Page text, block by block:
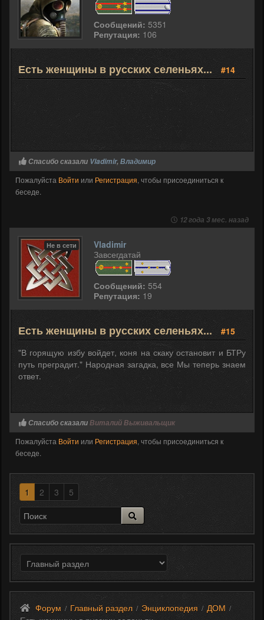
Сообщений: 5351
Репутация: 106
Есть женщины в русских селеньях... #14
Спасибо сказали Vladimir, Владимир
Пожалуйста Войти или Регистрация, чтобы присоединиться к
беседе.
12 года 3 мес. назад
Не в сети
Vladimir
Завсегдатай
Сообщений: 554
Репутация: 19
Есть женщины в русских селеньях...
#15
"В горящую избу войдет, коня на скаку остановит и БТРу
путь преградит." Народная загадка, все Мы теперь знаем
ответ.
Спасибо сказалиВиталий Выживальщик
Пожалуйста Войти или Регистрация, чтобы присоединиться к
беседе.
1 2 3 5
Форум / Главный раздел / Энциклопедия / ДОМ /